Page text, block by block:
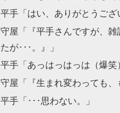
平手「はい、ありがとうござ
守屋 「『平手さんですが、
たが･･･。』」
平手「あっはっはっは（爆笑
守屋 「『生まれ変わっても
平手「･･･思わない。」